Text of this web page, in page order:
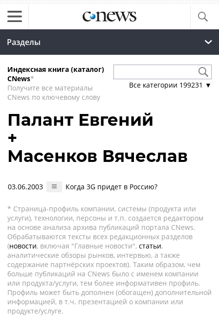
Разделы
Индексная книга (каталог)
CNews*
Получите все материалы
CNews по ключевому слову
Все категории 199231 ▼
Палант Евгений
+
Масенков Вячеслав
03.06.2003 Когда 3G придет в Россию?
* Страница-профиль компании, системы (продукта или
услуги), технологии, персоны и т.п. создается редактором
на основе анализа архива публикаций портала CNews.
Обрабатываются тексты всех редакционных разделов
(новости, включая "Главные новости", статьи,
аналитические обзоры рынков, интервью, а также
содержание партнёрских проектов). Таким образом, чем
больше публикаций на CNews было с именем компании
или продукта/услуги, тем более информативен профиль.
Профиль может быть дополнен (обогащен) дополнительной
информацией, в т.ч. презентацией о компании или
продукте/услуге.